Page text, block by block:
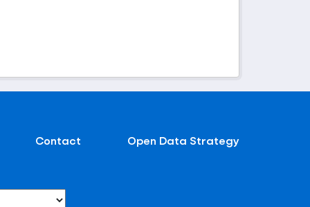
Contact Open Data Strategy